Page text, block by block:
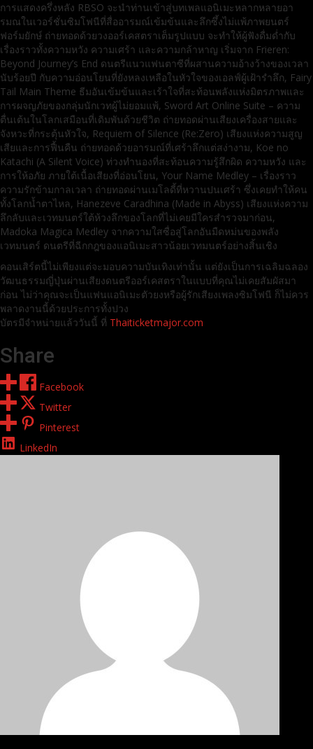
การแสดงครึ่งหลัง RBSO จะนำท่านเข้าสู่บทเพลแอนิเมะหลากหลายอา
รมณในเวอร์ชั่นซิมโฟนีที่สื่ออารมณ์เข้มข้นและลึกซึ้งไม่แพ้ภาพยนตร์
ฟอร์มยักษ์ ถ่ายทอดด้วยวงออร์เคสตราเต็มรูปแบบ จะทำให้ผู้ฟังดื่มด่ำกับ
เรื่องราวทั้งความหวัง ความเศร้า และความกล้าหาญ เริ่มจาก Frieren:
Beyond Journey’s End ดนตรีแนวแฟนตาซีที่ผสานความอ้างว้างของเวลา
นับร้อยปี กับความอ่อนโยนที่ยังหลงเหลือในหัวใจของเอลฟ์ผู้เฝ้ารำลึก, Fairy
Tail Main Theme ธีมอันเข้มข้นและเร้าใจที่สะท้อนพลังแห่งมิตรภาพและ
การผจญภัยของกลุ่มนักเวทผู้ไม่ยอมแพ้, Sword Art Online Suite – ความ
ตื่นเต้นในโลกเสมือนที่เดิมพันด้วยชีวิต ถ่ายทอดผ่านเสียงเครื่องสายและ
จังหวะที่กระตุ้นหัวใจ, Requiem of Silence (Re:Zero) เสียงแห่งความสูญ
เสียและการฟื้นคืน ถ่ายทอดด้วยอารมณ์ที่เศร้าลึกแต่สง่างาม, Koe no
Katachi (A Silent Voice) ท่วงทำนองที่สะท้อนความรู้สึกผิด ความหวัง และ
การให้อภัย ภายใต้เนื้อเสียงที่อ่อนโยน, Your Name Medley – เรื่องราว
ความรักข้ามกาลเวลา ถ่ายทอดผ่านเมโลดี้ที่หวานปนเศร้า ซึ่งเคยทำให้คน
ทั้งโลกน้ำตาไหล, Hanezeve Caradhina (Made in Abyss) เสียงแห่งความ
ลึกลับและเวทมนตร์ใต้ห้วงลึกของโลกที่ไม่เคยมีใครสำรวจมาก่อน,
Madoka Magica Medley จากความใสซื่อสู่โลกอันมืดหม่นของพลัง
เวทมนตร์ ดนตรีที่ฉีกกฎของแอนิเมะสาวน้อยเวทมนตร์อย่างสิ้นเชิง
คอนเสิร์ตนี้ไม่เพียงแต่จะมอบความบันเทิงเท่านั้น แต่ยังเป็นการเฉลิมฉลอง
วัฒนธรรมญี่ปุ่นผ่านเสียงดนตรีออร์เคสตราในแบบที่คุณไม่เคยสัมผัสมา
ก่อน ไม่ว่าคุณจะเป็นแฟนแอนิเมะตัวยงหรือผู้รักเสียงเพลงซิมโฟนี ก็ไม่ควร
พลาดงานนี้ด้วยประการทั้งปวง
บัตรมีจำหน่ายแล้ววันนี้ ที่ Thaiticketmajor.com
Share
Facebook
Twitter
Pinterest
LinkedIn